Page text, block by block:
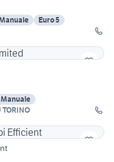
Euro 5
Manuale
TORINO